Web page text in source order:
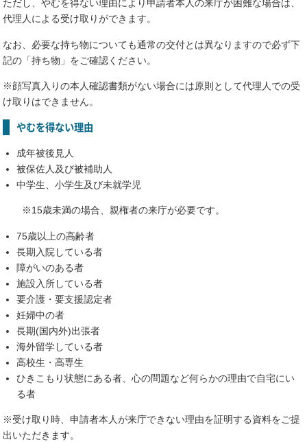
ただし、やむを得ない理由により申請者本人の来庁が困難な場合は、
代理人による受け取りができます。
なお、必要な持ち物についても通常の交付とは異なりますので必ず下
記の「持ち物」をご確認ください。
※顔写真入りの本人確認書類がない場合には原則として代理人での受
け取りはできません。
やむを得ない理由
成年被後見人
被保佐人及び被補助人
中学生、小学生及び未就学児
※15歳未満の場合、親権者の来庁が必要です。
75歳以上の高齢者
長期入院している者
障がいのある者
施設入所している者
要介護・要支援認定者
妊婦中の者
長期(国内外)出張者
海外留学している者
高校生・高専生
ひきこもり状態にある者、心の問題など何らかの理由で自宅にい
る者
※受け取り時、申請者本人が来庁できない理由を証明する資料をご提
出いただきます。